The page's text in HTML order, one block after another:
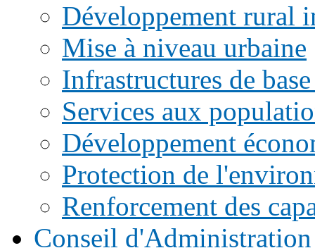
Développement rural
Mise à niveau urbaine
Infrastructures de
Services aux
Développement
Protection de
Renforcement des
Conseil d'Administration